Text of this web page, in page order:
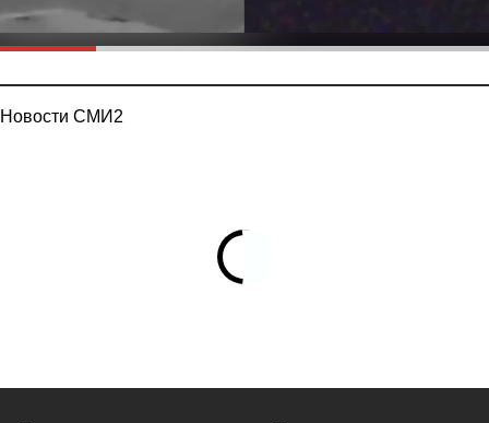
Новости СМИ2